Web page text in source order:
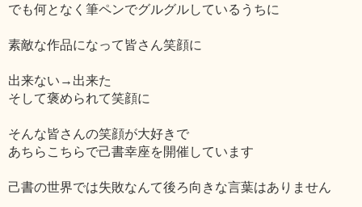
でも何となく筆ペンでグルグルしているうちに
素敵な作品になって皆さん笑顔に
出来ない→出来た
そして褒められて笑顔に
そんな皆さんの笑顔が大好きで
あちらこちらで己書幸座を開催しています
己書の世界では失敗なんて後ろ向きな言葉はありません